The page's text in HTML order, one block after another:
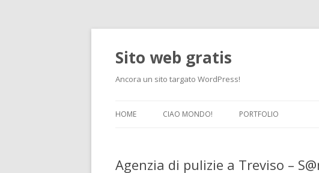
Sito web gratis
Ancora un sito targato WordPress!
HOME CIAO MONDO! PORTFOLIO
Agenzia di pulizie a Treviso –